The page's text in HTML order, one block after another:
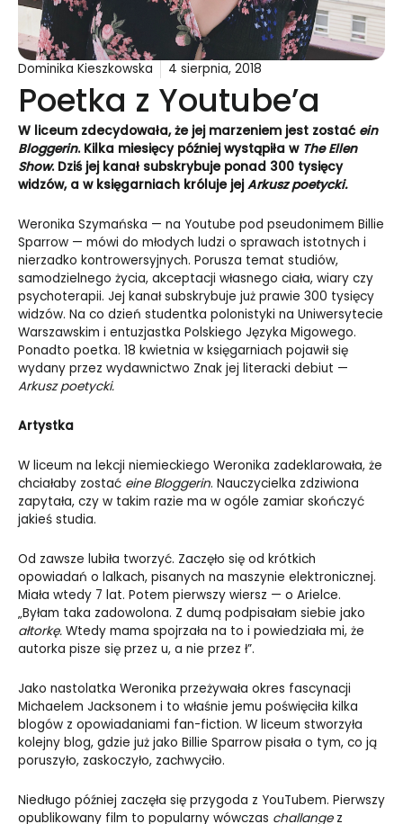
Dominika Kieszkowska 4 sierpnia, 2018
Poetka z Youtube’a
W liceum zdecydowała, że jej marzeniem jest zostać ein
Bloggerin. Kilka miesięcy później wystąpiła w The Ellen
Show. Dziś jej kanał subskrybuje ponad 300 tysięcy
widzów, a w księgarniach króluje jejArkusz poetycki.
Weronika Szymańska — na Youtube pod pseudonimem Billie
Sparrow — mówi do młodych ludzi o sprawach istotnych i
nierzadko kontrowersyjnych. Porusza temat studiów,
samodzielnego życia, akceptacji własnego ciała, wiary czy
psychoterapii. Jej kanał subskrybuje już prawie 300 tysięcy
widzów. Na co dzień studentka polonistyki na Uniwersytecie
Warszawskim i entuzjastka Polskiego Języka Migowego.
Ponadto poetka. 18 kwietnia w księgarniach pojawił się
wydany przez wydawnictwo Znak jej literacki debiut —
Arkusz poetycki.
Artystka
W liceum na lekcji niemieckiego Weronika zadeklarowała, że
chciałaby zostać eine Bloggerin. Nauczycielka zdziwiona
zapytała, czy w takim razie ma w ogóle zamiar skończyć
jakieś studia.
Od zawsze lubiła tworzyć. Zaczęło się od krótkich
opowiadań o lalkach, pisanych na maszynie elektronicznej.
Miała wtedy 7 lat. Potem pierwszy wiersz — o Arielce.
„Byłam taka zadowolona. Z dumą podpisałam siebie jako
ałtorkę. Wtedy mama spojrzała na to i powiedziała mi, że
autorka pisze się przez u, a nie przez ł”.
Jako nastolatka Weronika przeżywała okres fascynacji
Michaelem Jacksonem i to właśnie jemu poświęciła kilka
blogów z opowiadaniami fan-fiction. W liceum stworzyła
kolejny blog, gdzie już jako Billie Sparrow pisała o tym, co ją
poruszyło, zaskoczyło, zachwyciło.
Niedługo później zaczęła się przygoda z YouTubem. Pierwszy
opublikowany film to popularny wówczas challangez